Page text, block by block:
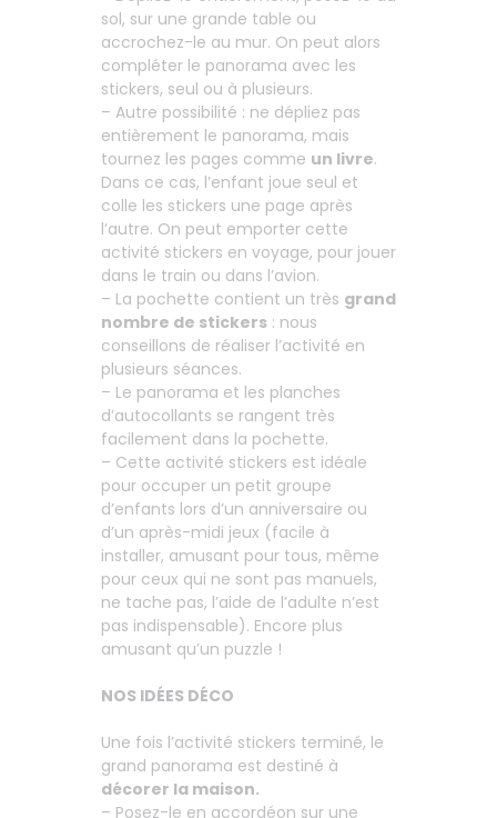
sol, sur une grande table ou
accrochez-le au mur. On peut alors
compléter le panorama avec les
stickers, seul ou à plusieurs.
– Autre possibilité : ne dépliez pas
entièrement le panorama, mais
tournez les pages comme un livre.
Dans ce cas, l’enfant joue seul et
colle les stickers une page après
l’autre. On peut emporter cette
activité stickers en voyage, pour jouer
dans le train ou dans l’avion.
– La pochette contient un très grand
nombre de stickers : nous
conseillons de réaliser l’activité en
plusieurs séances.
– Le panorama et les planches
d’autocollants se rangent très
facilement dans la pochette.
– Cette activité stickers est idéale
pour occuper un petit groupe
d’enfants lors d’un anniversaire ou
d’un après-midi jeux (facile à
installer, amusant pour tous, même
pour ceux qui ne sont pas manuels,
ne tache pas, l’aide de l’adulte n’est
pas indispensable). Encore plus
amusant qu’un puzzle !
NOS IDÉES DÉCO
Une fois l’activité stickers terminé, le
grand panorama est destiné à
décorer la maison.
– Posez-le en accordéon sur une